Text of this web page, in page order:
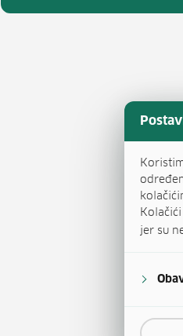
jer su